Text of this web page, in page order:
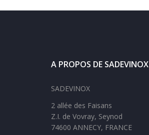
A PROPOS DE SADEVINOX
SADEVINOX
2 allée des Faisans
Z.I. de Vovray, Seynod
74600 ANNECY, FRANCE